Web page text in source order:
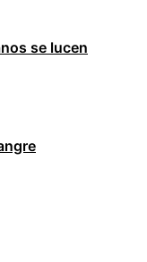
se lucen